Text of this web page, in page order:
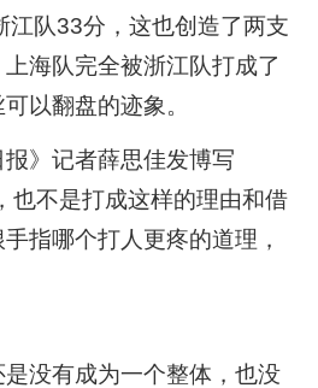
江队33分，这也创造了两支
海队完全被浙江队打成了
以翻盘的迹象。
》记者薛思佳发博写
也不是打成这样的理由和借
指哪个打人更疼的道理，
没有成为一个整体，也没